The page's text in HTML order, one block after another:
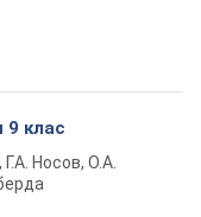
9 клас
Носов, О.А.